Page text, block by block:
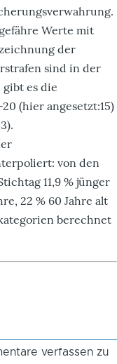
Werte mit
der
sind in der
gibt es die
(hier angesetzt:15)
von den
11,9 % jünger
22 % 60 Jahre alt
berechnet
verfassen zu